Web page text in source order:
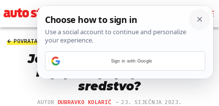
POVRATAK NA ČLANAK
Jesu li električni romobili
najopasnije prijevozno
sredstvo?
AUTOR DUBRAVKO KOLARIĆ 23. SIJEČNJA 2023.
Sign in with Google